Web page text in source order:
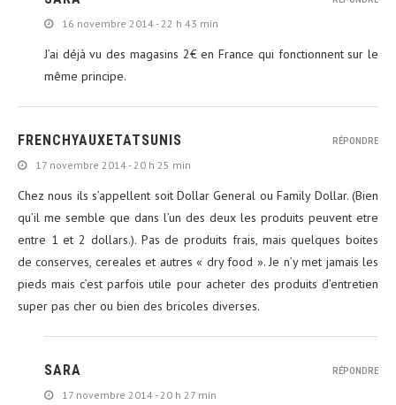
16 novembre 2014 - 22 h 43 min
J’ai déjà vu des magasins 2€ en France qui fonctionnent sur le
même principe.
FRENCHYAUXETATSUNIS
17 novembre 2014 - 20 h 25 min
Chez nous ils s’appellent soit Dollar General ou Family Dollar. (Bien
qu’il me semble que dans l’un des deux les produits peuvent etre
entre 1 et 2 dollars.). Pas de produits frais, mais quelques boites
de conserves, cereales et autres « dry food ». Je n’y met jamais les
pieds mais c’est parfois utile pour acheter des produits d’entretien
super pas cher ou bien des bricoles diverses.
RÉPONDRE
SARA
17 novembre 2014 - 20 h 27 min
RÉPONDRE